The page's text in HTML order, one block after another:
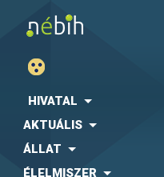
HIVATAL
AKTUÁLIS
ÁLLAT
ÉLELMISZER